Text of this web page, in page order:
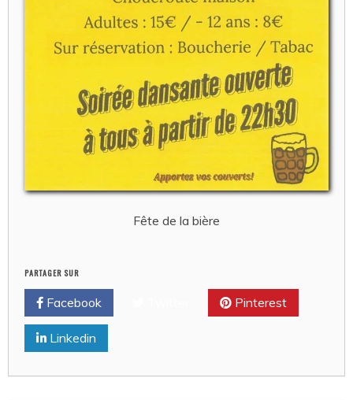
Fête de la bière
PARTAGER SUR
Facebook Pinterest
Linkedin